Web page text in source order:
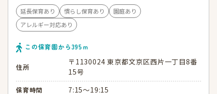
延長保育あり 慣らし保育あり
園庭あり
アレルギー対応あり
この保育園から395ｍ
住所
〒1130024 東京都文京区西片一丁目8番
15号
保育時間 7:15～19:15